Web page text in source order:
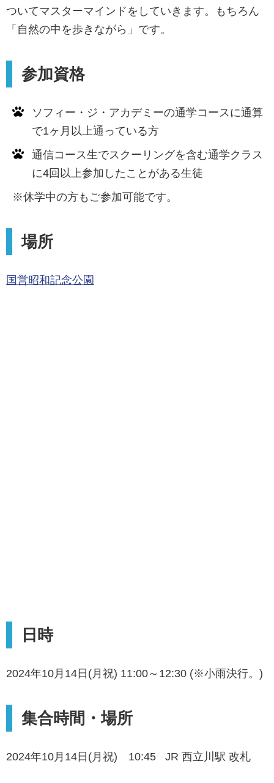
ついてマスターマインドをしていきます。もちろん
「自然の中を歩きながら」です。
参加資格
ソフィー・ジ・アカデミーの通学コースに通算
で1ヶ月以上通っている方
通信コース生でスクーリングを含む通学クラス
に4回以上参加したことがある生徒
※休学中の方もご参加可能です。
場所
国営昭和記念公園
日時
2024年10月14日(月祝) 11:00～12:30 (※小雨決行。)
集合時間・場所
2024年10月14日(月祝) 10:45 JR 西立川駅 改札